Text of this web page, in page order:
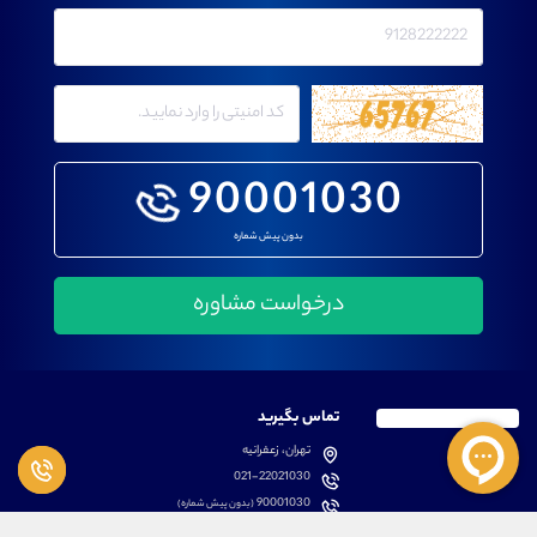
90001030
بدون پیش شماره
تماس بگیرید
تهران، زعفرانیه
021-22021030
90001030(بدون پیش شماره)